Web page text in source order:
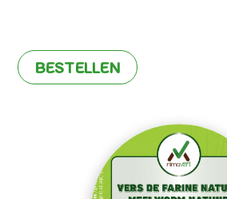
BESTELLEN